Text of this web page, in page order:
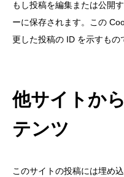
もし投稿を編集または公開
ーに保存されます。この
更した投稿の ID を示すもの
他サイトか
テンツ
このサイトの投稿には埋め